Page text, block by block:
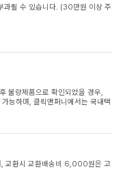
과될 수 있습니다. (30만원 이상 주
불량제품으로 확인되었을 경우,
능하며, 클릭앤퍼니에서는 국내택
, 교환시 교환배송비 6,000원은 고